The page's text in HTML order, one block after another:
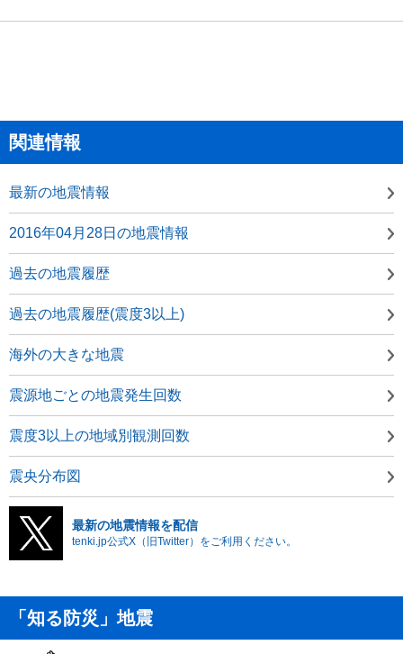
関連情報
最新の地震情報
2016年04月28日の地震情報
過去の地震履歴
過去の地震履歴(震度3以上)
海外の大きな地震
震源地ごとの地震発生回数
震度3以上の地域別観測回数
震央分布図
最新の地震情報を配信
tenki.jp公式X（旧Twitter）をご利用ください。
「知る防災」地震